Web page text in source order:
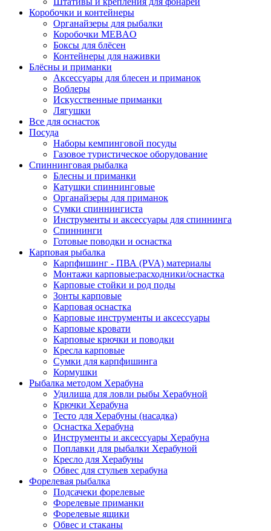
Коробочки и контейнеры
Органайзеры для рыбалки
Коробочки MEBAO
Боксы для блёсен
Контейнеры для наживки
Блёсны и приманки
Аксессуары для блесен и приманок
Воблеры
Искусственные приманки
Лягушки
Все для оснасток
Посуда
Наборы кемпинговой посуды
Газовое туристическое оборудование
Спиннинговая рыбалка
Блесны и приманки
Катушки спиннинговые
Органайзеры для приманок
Сумки спиннингиста
Инструменты и аксессуары для спиннинга
Спиннинги
Готовые поводки и оснастка
Карповая рыбалка
Карпфишинг - ПВА (PVA) материалы
Монтажи карповые:расходники/оснастка
Карповые стойки и род поды
Зонты карповые
Карповая оснастка
Карповые инструменты и аксессуары
Карповые кровати
Карповые крючки и поводки
Кресла карповые
Сумки для карпфишинга
Кормушки
Рыбалка методом Херабуна
Удилища для ловли рыбы Херабуной
Крючки Херабуна
Тесто для Херабуны (насадка)
Оснастка Херабуна
Инструменты и аксессуары Херабуна
Поплавки для рыбалки Херабуной
Кресло для Херабуны
Обвес для стульев херабуна
Форелевая рыбалка
Подсачеки форелевые
Форелевые приманки
Форелевые ящики
Обвес и стаканы